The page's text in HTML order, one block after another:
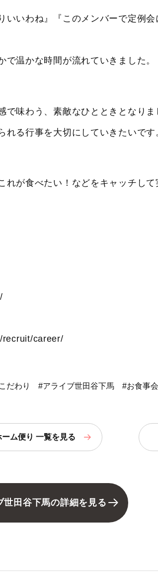
いいわね』『このメンバーで定例会
温かな時間が流れていきました。
で味わう、素敵なひとときとなり
る行事を大切にしていきたいです
れが食べたい！などをキャッチして
recruit/career/
だわり #アライブ世田谷下馬
#お食事会
ーム便り 一覧を見る
世田谷下馬の詳細を見る